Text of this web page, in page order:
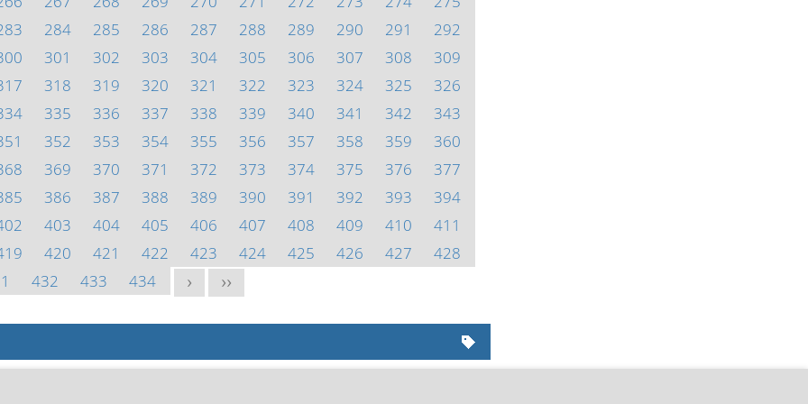
284 285 286 287 288 289 290 291
292
301 302 303 304 305 306 307 308
309
318 319 320 321 322 323 324 325
326
335 336 337 338 339 340 341 342
343
352 353 354 355 356 357 358 359
360
369 370 371 372 373 374 375 376
377
386 387 388 389 390 391 392 393
394
403 404 405 406 407 408 409 410
411
420 421 422 423 424 425 426 427
428
432 433 434 > >>